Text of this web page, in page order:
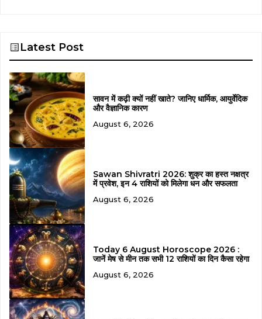
Latest Post
सावन में कढ़ी क्यों नहीं खाते? जानिए धार्मिक, आयुर्वेदिक
और वैज्ञानिक कारण
August 6, 2026
Sawan Shivratri 2026: शुक्र का हस्त नक्षत्र
में प्रवेश, इन 4 राशियों को मिलेगा धन और सफलता
August 6, 2026
Today 6 August Horoscope 2026 :
जानें मेष से मीन तक सभी 12 राशियों का दिन कैसा रहेगा
August 6, 2026